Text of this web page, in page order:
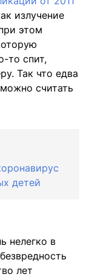
излучение
этом
то спит,
Так что едва
считать
детей
нелегко в
лет